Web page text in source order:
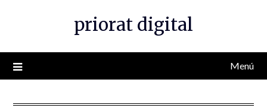
priorat digital
Menú